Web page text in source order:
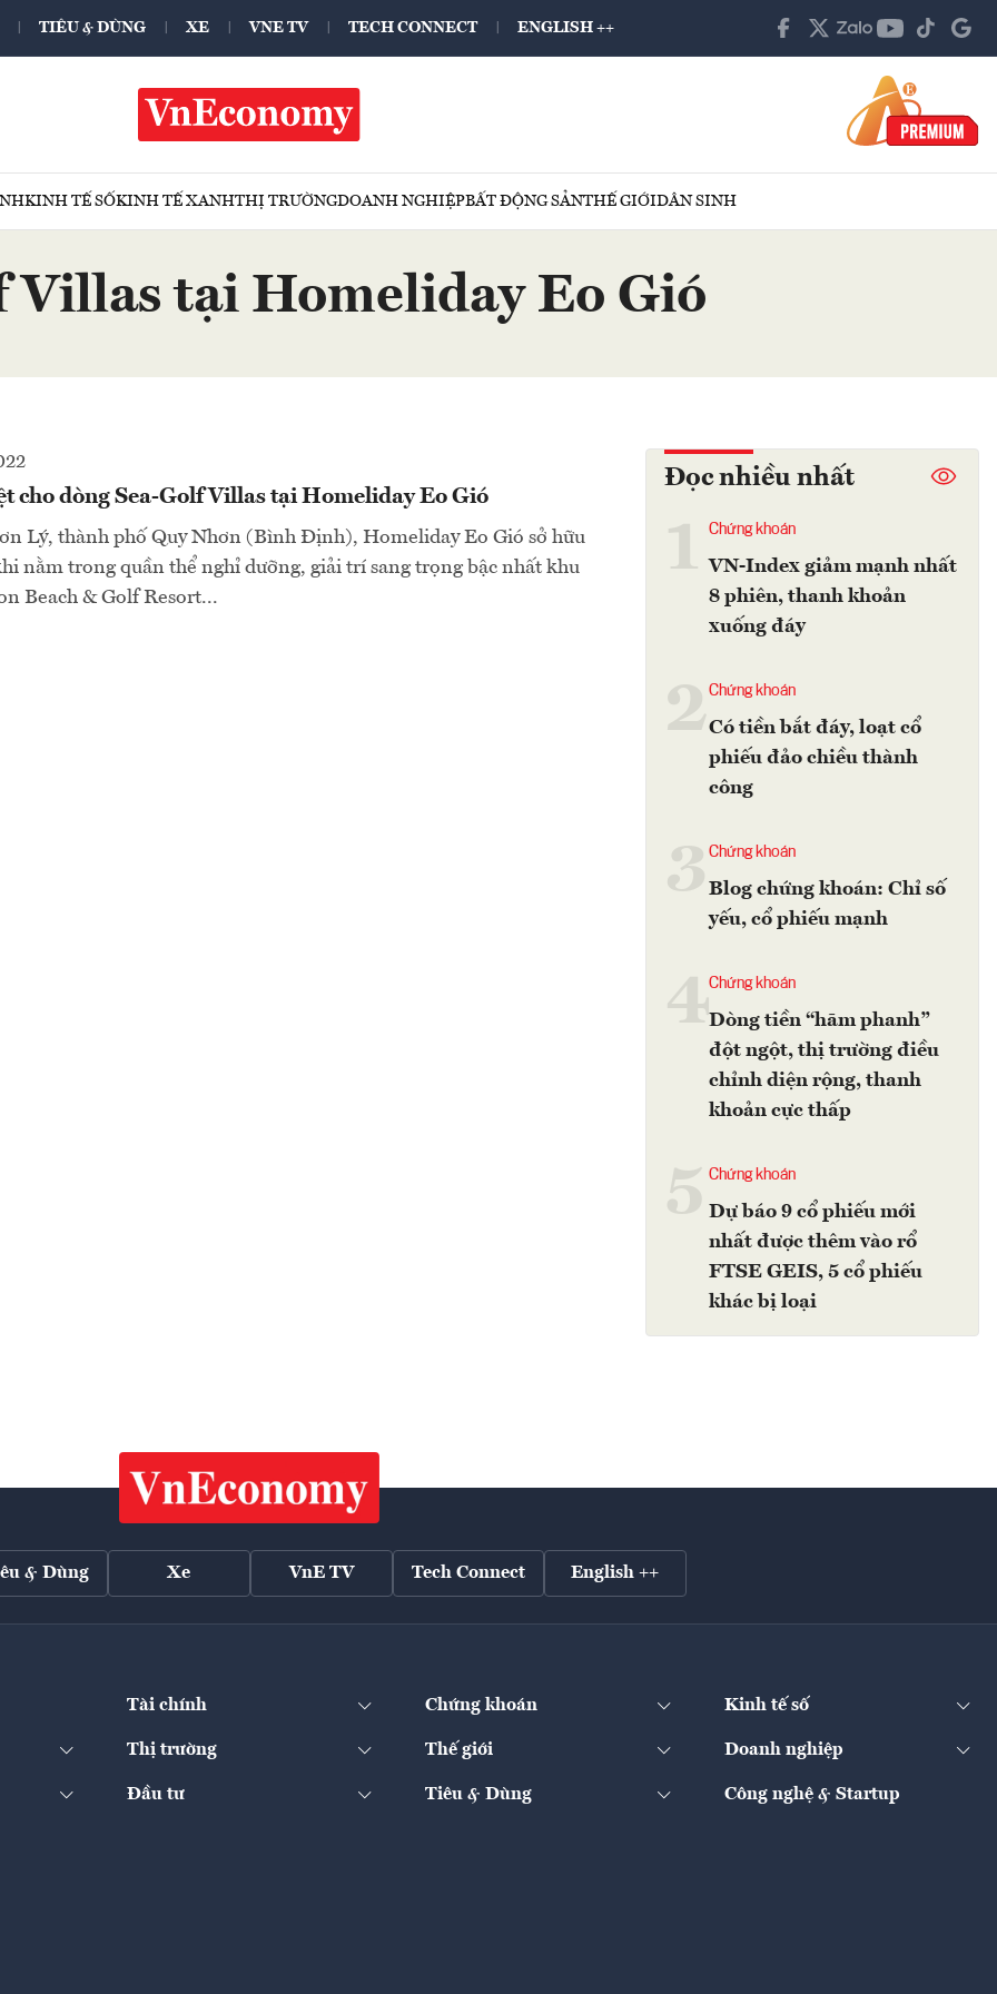
TIÊU & DÙNG XE VNE TV TECH CONNECT ENGLISH ++
KINH TẾ SỐKINH TẾ XANHTHỊ TRƯỜNGDOANH NGHIỆPBẤT ĐỘNG SẢNTHẾ GIỚIDÂN SINH
Villas tại Homeliday Eo Gió
cho dòng Sea-Golf Villas tại Homeliday Eo Gió
Lý, thành phố Quy Nhơn (Bình Định), Homeliday Eo Gió sở hữu
nằm trong quần thể nghỉ dưỡng, giải trí sang trọng bậc nhất khu
Beach & Golf Resort...
Đọc nhiều nhất
Chứng khoán
VN-Index giảm mạnh nhất
8 phiên, thanh khoản
xuống đáy
2Chứng khoán
Có tiền bắt đáy, loạt cổ
phiếu đảo chiều thành
công
Chứng khoán
Blog chứng khoán: Chỉ số
yếu, cổ phiếu mạnh
4Chứng khoán
Dòng tiền “hãm phanh”
đột ngột, thị trường điều
chỉnh diện rộng, thanh
khoản cực thấp
Chứng khoán
Dự báo 9 cổ phiếu mới
nhất được thêm vào rổ
FTSE GEIS, 5 cổ phiếu
khác bị loại
& Dùng Xe VnE TV Tech Connect English ++
Tài chính Chứng khoán Kinh tế số
Thị trường Thế giới Doanh nghiệp
Đầu tư Tiêu & Dùng Công nghệ & Startup